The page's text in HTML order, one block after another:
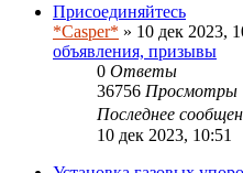
Присоединяйтесь
*Casper* » 10 дек 2023,
объявления, призывы
0 Ответы
36756 Просмотры
Последнее
10 дек 2023, 10:51